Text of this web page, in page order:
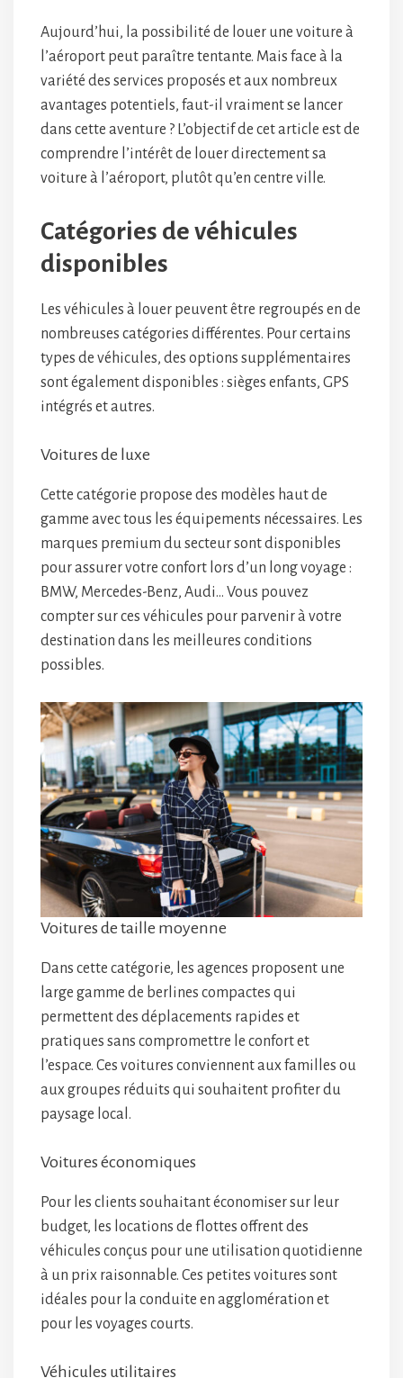
Aujourd’hui, la possibilité de louer une voiture à
l’aéroport peut paraître tentante. Mais face à la
variété des services proposés et aux nombreux
avantages potentiels, faut-il vraiment se lancer
dans cette aventure ? L’objectif de cet article est de
comprendre l’intérêt de louer directement sa
voiture à l’aéroport, plutôt qu’en centre ville.
Catégories de véhicules
disponibles
Les véhicules à louer peuvent être regroupés en de
nombreuses catégories différentes. Pour certains
types de véhicules, des options supplémentaires
sont également disponibles : sièges enfants, GPS
intégrés et autres.
Voitures de luxe
Cette catégorie propose des modèles haut de
gamme avec tous les équipements nécessaires. Les
marques premium du secteur sont disponibles
pour assurer votre confort lors d’un long voyage :
BMW, Mercedes-Benz, Audi… Vous pouvez
compter sur ces véhicules pour parvenir à votre
destination dans les meilleures conditions
possibles.
Voitures de taille moyenne
Dans cette catégorie, les agences proposent une
large gamme de berlines compactes qui
permettent des déplacements rapides et
pratiques sans compromettre le confort et
l’espace. Ces voitures conviennent aux familles ou
aux groupes réduits qui souhaitent profiter du
paysage local.
Voitures économiques
Pour les clients souhaitant économiser sur leur
budget, les locations de flottes offrent des
véhicules conçus pour une utilisation quotidienne
à un prix raisonnable. Ces petites voitures sont
idéales pour la conduite en agglomération et
pour les voyages courts.
Véhicules utilitaires